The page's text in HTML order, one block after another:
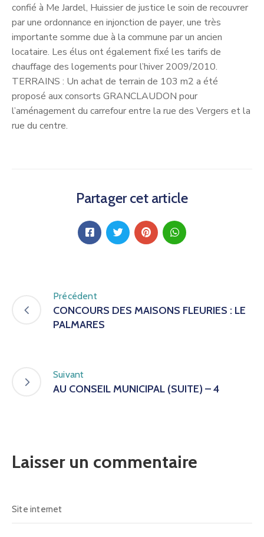
confié à Me Jardel, Huissier de justice le soin de recouvrer
par une ordonnance en injonction de payer, une très
importante somme due à la commune par un ancien
locataire. Les élus ont également fixé les tarifs de
chauffage des logements pour l’hiver 2009/2010.
TERRAINS : Un achat de terrain de 103 m2 a été
proposé aux consorts GRANCLAUDON pour
l’aménagement du carrefour entre la rue des Vergers et la
rue du centre.
Partager cet article
Précédent
CONCOURS DES MAISONS FLEURIES : LE
PALMARES
Suivant
AU CONSEIL MUNICIPAL (SUITE) – 4
Laisser un commentaire